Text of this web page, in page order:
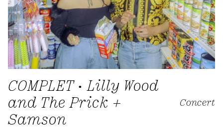
COMPLET • Lilly Wood
and The Prick +
Samson
Concert